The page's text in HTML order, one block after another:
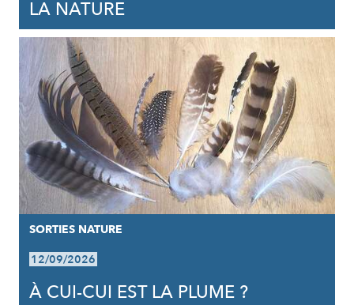
LA NATURE
SORTIES NATURE
12/09/2026
À CUI-CUI EST LA PLUME ?